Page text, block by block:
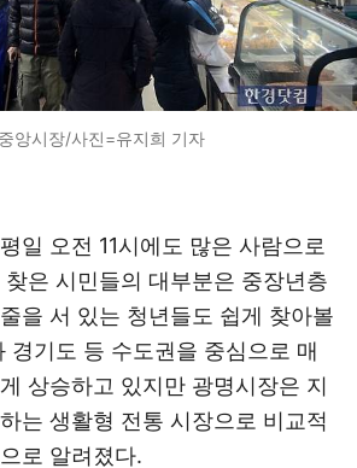
앙시장/사진=유지희 기자
일 오전 11시에도 많은 사람으로
은 시민들의 대부분은 중장년층
을 서 있는 청년들도 쉽게 찾아볼
경기도 등 수도권을 중심으로 매
상승하고 있지만 광명시장은 지
는 생활형 전통 시장으로 비교적
로 알려졌다.